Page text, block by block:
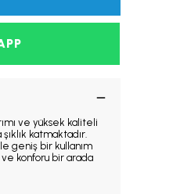
ve yüksek kaliteli
katmaktadır.
geniş bir kullanım
ve konforu bir arada